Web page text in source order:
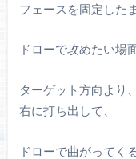
フェースを固定した
ドローで攻めたい場面
ターゲット方向より、
右に打ち出して、
ドローで曲がってく